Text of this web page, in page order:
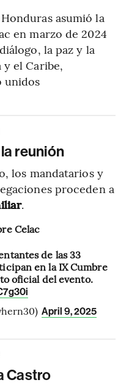
asumió la
en marzo de 2024
la paz y la
el Caribe,
unidos
reunión
los mandatarios y
proceden a
.
Celac
de las 33
en la IX Cumbre
oficial del evento.
April 9, 2025
Castro